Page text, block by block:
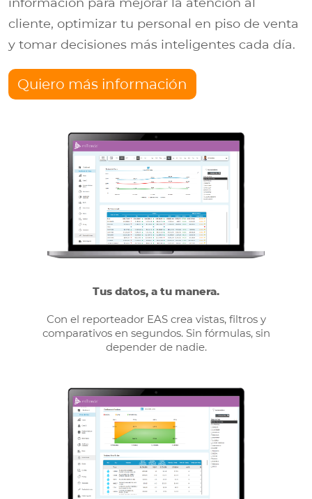
cliente, optimizar tu personal en piso de venta
y tomar decisiones más inteligentes cada día.
Quiero más información
Tus datos, a tu manera.
Con el reporteador EAS crea vistas, filtros y
comparativos en segundos. Sin fórmulas, sin
depender de nadie.